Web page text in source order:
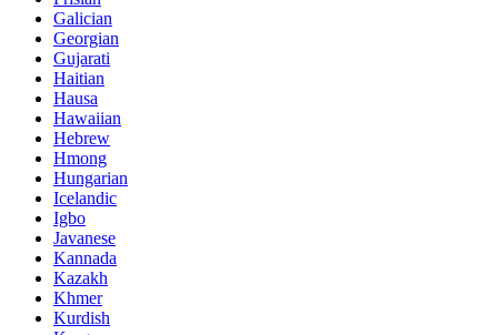
Galician
Georgian
Gujarati
Haitian
Hausa
Hawaiian
Hebrew
Hmong
Hungarian
Icelandic
Igbo
Javanese
Kannada
Kazakh
Khmer
Kurdish